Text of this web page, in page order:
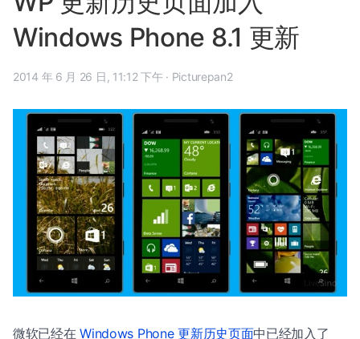
Windows Phone 8.1 更新
2014 年 6 月 26 日, 11:12 下午 · Picturepan2
微软已经在Windows Phone 更新历史页面中已经加入了